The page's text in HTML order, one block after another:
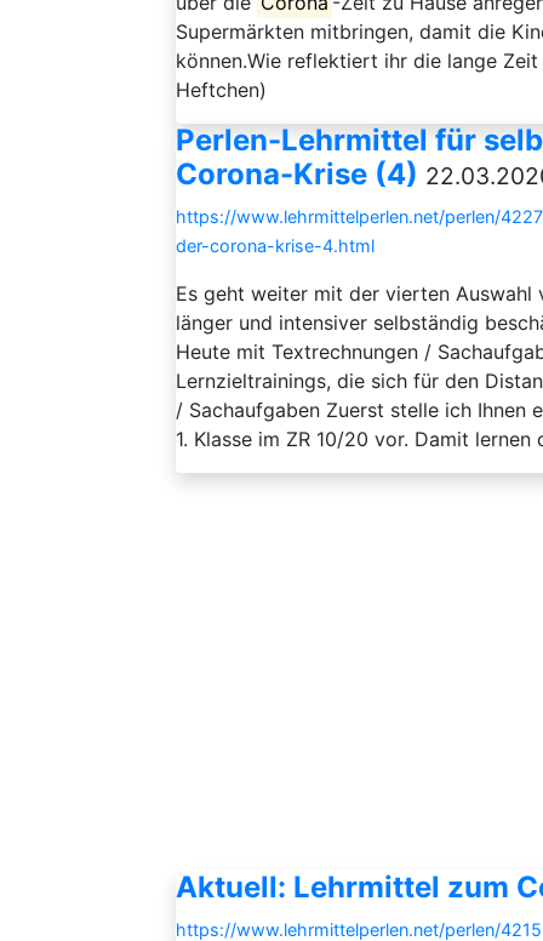
Supermärkten mitbringen, damit die
können.Wie reflektiert ihr die lange
Heftchen)
Perlen-Lehrmittel für
Corona-Krise (4)
https://www.lehrmittelperlen.net/perlen/
der-corona-krise-4.html
Es geht weiter mit der vierten Auswahl
länger und intensiver selbständig
Heute mit Textrechnungen /
Lernzieltrainings, die sich für den
/ Sachaufgaben Zuerst stelle ich Ihnen
1. Klasse im ZR 10/20 vor. Damit lernen
Aktuell: Lehrmittel zum
https://www.lehrmittelperlen.net/perlen/